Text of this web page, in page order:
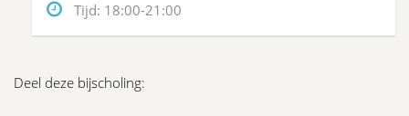
Tijd: 18:00-21:00
Deel deze bijscholing: